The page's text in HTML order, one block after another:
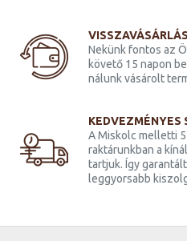
Nekünk fontos az
követő 15 napon
nálunk vásárolt
KEDVEZMÉNYES
A Miskolc melletti
raktárunkban a
tartjuk. Így
leggyorsabb